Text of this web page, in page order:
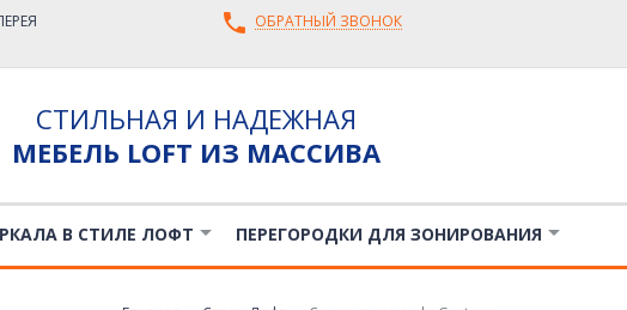
ОБРАТНЫЙ ЗВОНОК
СТИЛЬНАЯ И НАДЕЖНАЯ
МЕБЕЛЬ LOFT ИЗ МАССИВА
В СТИЛЕ ЛОФТ ПЕРЕГОРОДКИ ДЛЯ ЗОНИРОВАНИЯ